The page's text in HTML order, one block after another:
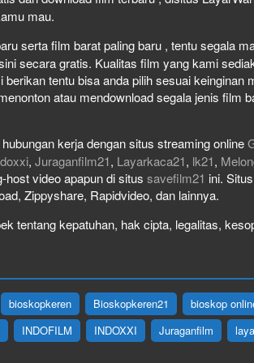
mau.
serta film barat paling baru , tentu segala
secara gratis. Kualitas film yang kami
tentu bisa anda pilih sesuai keinginan
atau mendownload segala jenis film
kerja dengan situs streaming online
, Juraganfilm21, Layarkaca21, lk21,
host video apapun di situs savefilm21 ini.
Zippyshare, Rapidvideo, dan lainnya.
tentang kepatuhan, hak cipta, legalitas,
bioskopkeren Bioskopkeren21 bioskop
INDOFILM INDOXXI Juraganfilm